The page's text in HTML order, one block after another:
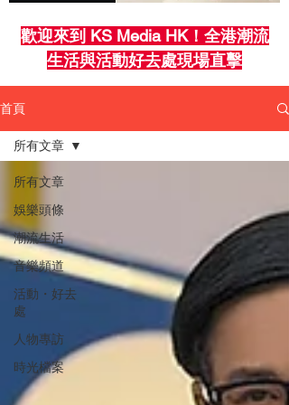
歡迎來到 KS Media HK！全港潮流
生活與活動好去處現場直擊
首頁
所有文章
娛樂頭條
潮流生活
音樂頻道
活動・好去
處
人物專訪
時光檔案
所有文章